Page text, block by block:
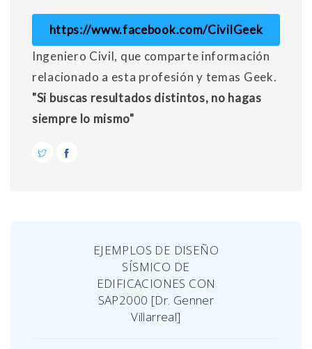
https://www.facebook.com/CivilGeek
Ingeniero Civil, que comparte información
relacionado a esta profesión y temas Geek.
"Si buscas resultados distintos, no hagas
siempre lo mismo"
EJEMPLOS DE DISEÑO
SÍSMICO DE
EDIFICACIONES CON
SAP2000 [Dr. Genner
Villarreal]